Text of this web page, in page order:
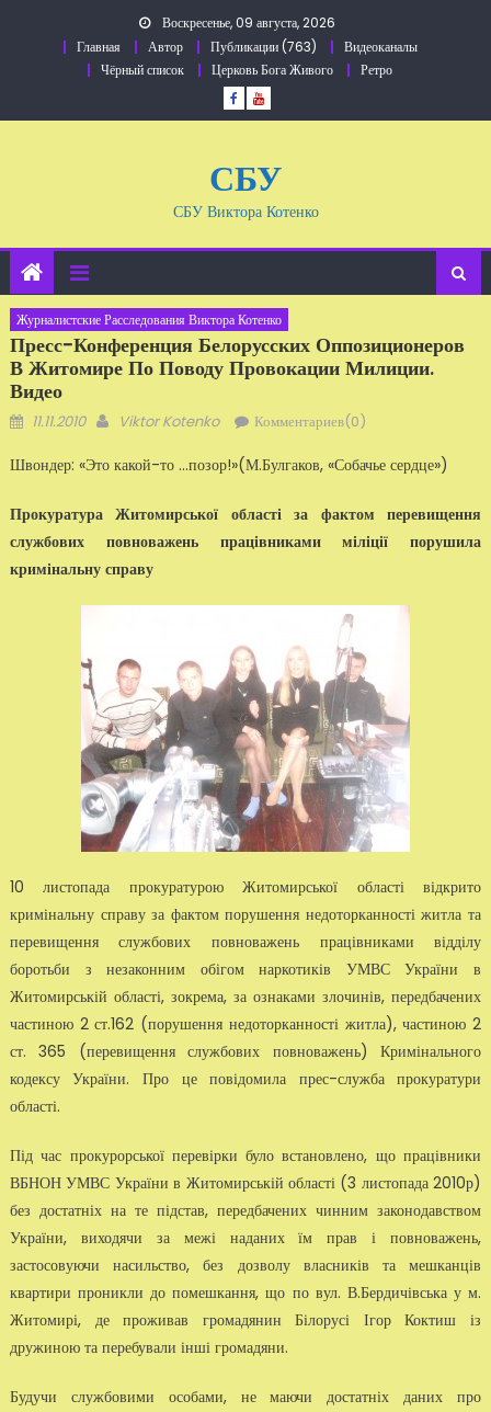
Воскресенье, 09 августа, 2026
Главная
Автор Публикации (763)
Видеоканалы
Чёрный список
Церковь Бога Живого Ретро
СБУ
СБУ Виктора Котенко
Журналистские Расследования Виктора Котенко
Пресс-Конференция Белорусских Оппозиционеров
В Житомире По Поводу Провокации Милиции.
Видео
Добавлено
11.11.2010 Автор
Viktor Kotenko Комментариев(0)
Швондер: «Это какой-то ...позор!»(М.Булгаков, «Собачье сердце»)
Прокуратура Житомирської області за фактом перевищення
службових повноважень працівниками міліції порушила
кримінальну справу
10 листопада прокуратурою Житомирської області відкрито
кримінальну справу за фактом порушення недоторканності житла та
перевищення службових повноважень працівниками відділу
боротьби з незаконним обігом наркотиків УМВС України в
Житомирській області, зокрема, за ознаками злочинів, передбачених
частиною 2 ст.162 (порушення недоторканності житла), частиною 2
ст. 365 (перевищення службових повноважень) Кримінального
кодексу України. Про це повідомила прес-служба прокуратури
області.
Під час прокурорської перевірки було встановлено, що працівники
ВБНОН УМВС України в Житомирській області (3 листопада 2010р)
без достатніх на те підстав, передбачених чинним законодавством
України, виходячи за межі наданих їм прав і повноважень,
застосовуючи насильство, без дозволу власників та мешканців
квартири проникли до помешкання, що по вул. В.Бердичівська у м.
Житомирі, де проживав громадянин Білорусі Ігор Коктиш із
дружиною та перебували інші громадяни.
Будучи службовими особами, не маючи достатніх даних про